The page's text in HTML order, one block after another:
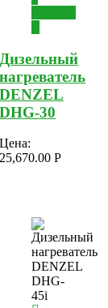
Дизельный
нагреватель
DENZEL
DHG-30
Цена:
25,670.00 Р